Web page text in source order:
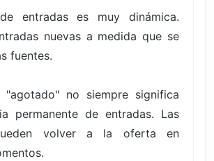
entradas es muy dinámica.
nuevas a medida que se
fuentes.
"agotado" no siempre significa
permanente de entradas. Las
volver a la oferta en